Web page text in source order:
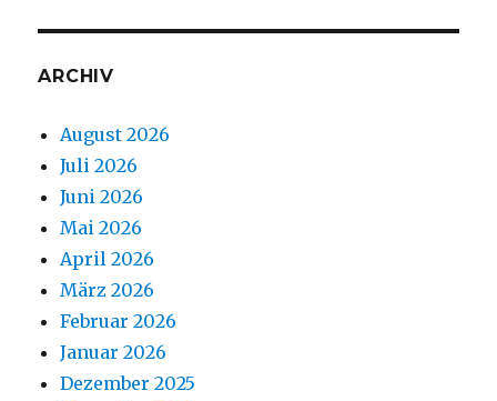
ARCHIV
August 2026
Juli 2026
Juni 2026
Mai 2026
April 2026
März 2026
Februar 2026
Januar 2026
Dezember 2025